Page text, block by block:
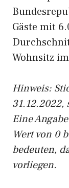
Gäste mit
Wohnsitz
Hinweis:
31.12.2022,
Eine
Wert von 0
bedeuten,
vorliegen.